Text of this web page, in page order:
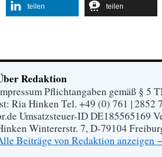
teilen teilen
Redaktion
Pflichtangaben gemäß § 5
Ria Hinken Tel. +49 (0) 761 | 2852
Umsatzsteuer-ID DE185565169
Wintererstr. 7, D-79104
Beiträge von Redaktion anzeigen